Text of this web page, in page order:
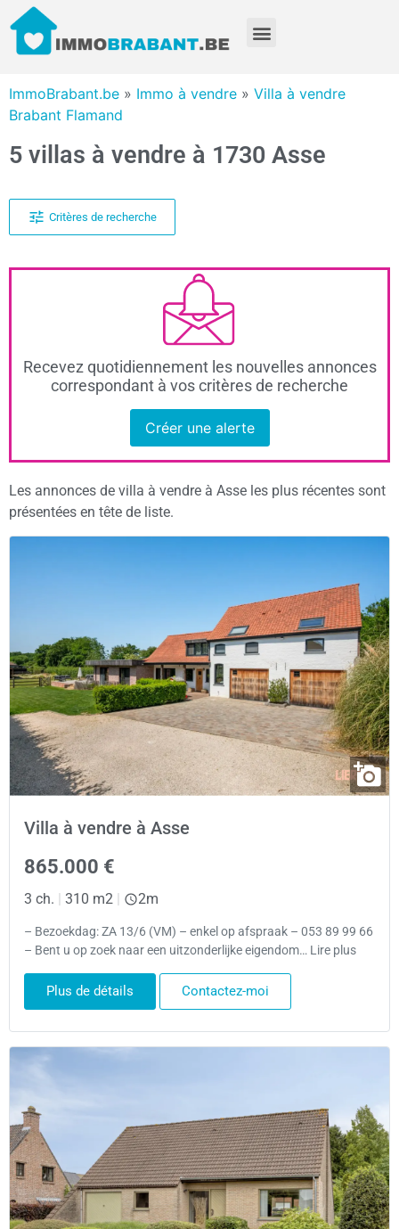
ImmoBrabant.be » Immo à vendre » Villa à vendre
Brabant Flamand
5 villas à vendre à 1730 Asse
Critères de recherche
Recevez quotidiennement les nouvelles annonces
correspondant à vos critères de recherche
Créer une alerte
Les annonces de villa à vendre à Asse les plus récentes sont
présentées en tête de liste.
Villa à vendre à Asse
865.000 €
3 ch. | 310 m2 | 2m
– Bezoekdag: ZA 13/6 (VM) – enkel op afspraak – 053 89 99 66
– Bent u op zoek naar een uitzonderlijke eigendom… Lire plus
Plus de détails Contactez-moi